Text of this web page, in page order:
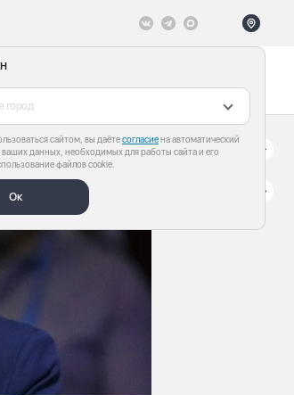
город
сайтом, вы даётесогласиена автоматический
ваших данных, необходимых для работы сайта и его
файлов cookie.
Ок